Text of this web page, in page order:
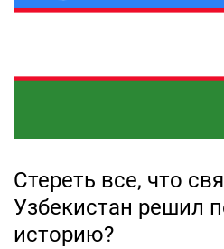
Стереть все, что
Узбекистан решил
историю?